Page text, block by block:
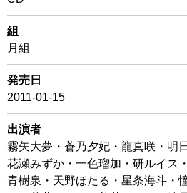
組
月組
発売日
2011-01-15
出演者
霧矢大夢・蒼乃夕妃・龍真咲・明
花瀬みずか・一色瑠加・研ルイス
青樹泉・天野ほたる・星条海斗・